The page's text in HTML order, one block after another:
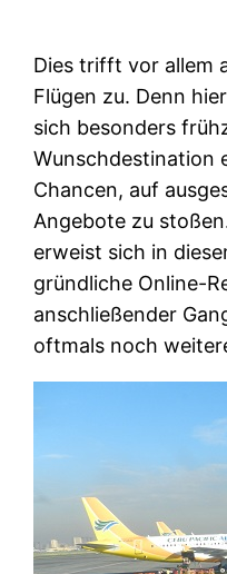
Dies trifft vor allem
Flügen zu. Denn
sich besonders
Wunschdestination
Chancen, auf
Angebote zu
erweist sich in
gründliche Online-
anschließender
oftmals noch